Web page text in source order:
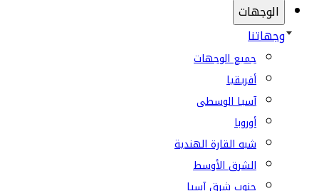
الوجهات
وجهاتنا
جميع الوجهات
أفريقيا
آسيا الوسطى
أوروبا
شبه القارة الهندية
الشرق الأوسط
جنوب شرق آسيا